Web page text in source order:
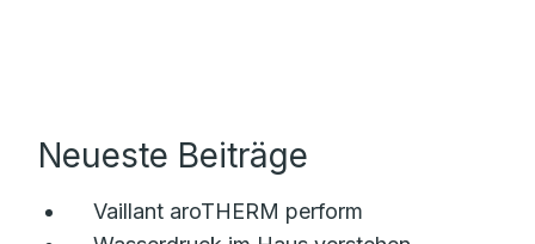
Neueste Beiträge
Vaillant aroTHERM perform